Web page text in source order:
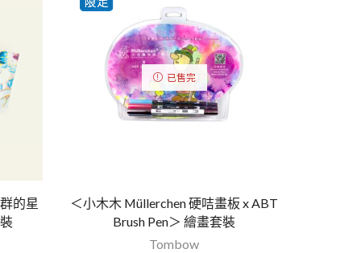
的星
已售完
＜小木木 Müllerchen 硬咭畫板 x ABT
Brush Pen＞ 繪畫套裝
Tombow